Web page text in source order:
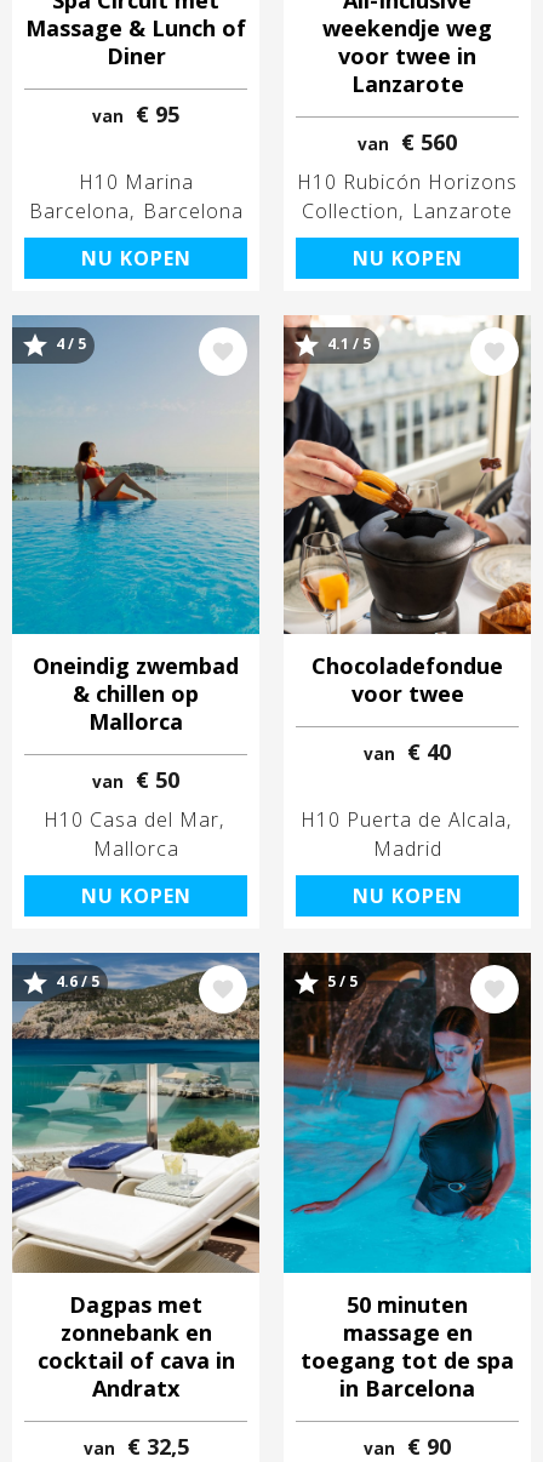
Massage & Lunch of
Diner
van € 95
H10 Marina
Barcelona
Barcelona
NU KOPEN
weekendje weg
voor twee in
Lanzarote
van € 560
H10 Rubicón Horizons
Collection
Lanzarote
NU KOPEN
Afbeelding
4 / 5
Oneindig zwembad
& chillen op
Mallorca
van € 50
H10 Casa del Mar
Mallorca
NU KOPEN
Afbeelding
4.1 / 5
Chocoladefondue
voor twee
van € 40
H10 Puerta de Alcala
Madrid
NU KOPEN
Afbeelding
4.6 / 5
Dagpas met
zonnebank en
cocktail of cava in
Andratx
van € 32,5
Afbeelding
5 / 5
50 minuten
massage en
toegang tot de spa
in Barcelona
van € 90